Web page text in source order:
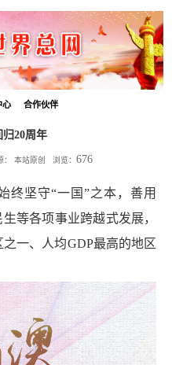
心 合作伙伴
20周年
：本站原创 浏览：676
终坚守“一国”之本，善用
等各项事业跨越式发展，
一、人均GDP最高的地区